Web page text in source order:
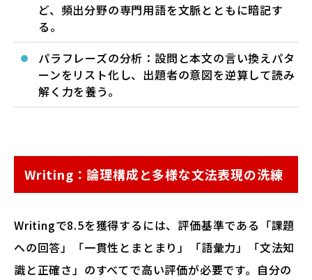
ど、頻出分野の専門用語を文脈とともに暗記す
る。
パラフレーズの分析：設問と本文の言い換えパタ
ーンをリスト化し、出題者の意図を逆算して読み
解く力を養う。
Writing：論理構成と多様な文法表現の洗練
Writingで8.5を獲得するには、評価基準である「課題
への回答」「一貫性とまとまり」「語彙力」「文法知
識と正確さ」のすべてで高い評価が必要です。自分の